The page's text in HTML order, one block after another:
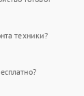
техники?